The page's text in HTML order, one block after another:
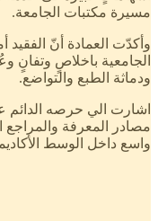
مسيرة مكتبات الجامعة.
وأكدّت العمادة أنّ
الجامعية باخلاصٍ وتفانٍ
ودماثة الطبع والتواضع.
اشارت الي حرصه الدائم
مصادر المعرفة والمراجع
واسع داخل الوسط